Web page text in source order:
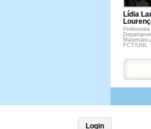
Lídia
FCT/UNL
Login